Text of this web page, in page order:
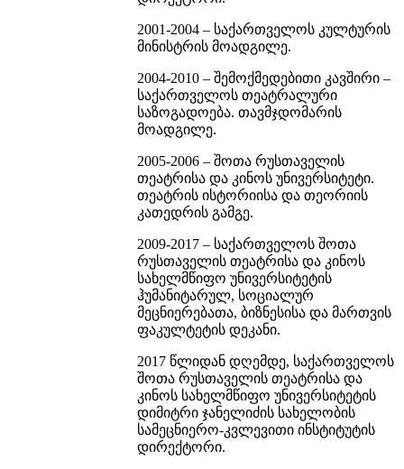
2001-2004 – საქართველოს კულტურის
მინისტრის მოადგილე.
2004-2010 – შემოქმედებითი კავშირი –
საქართველოს თეატრალური
საზოგადოება. თავმჯდომარის
მოადგილე.
2005-2006 – შოთა რუსთაველის
თეატრისა და კინოს უნივერსიტეტი.
თეატრის ისტორიისა და თეორიის
კათედრის გამგე.
2009-2017 – საქართველოს შოთა
რუსთაველის თეატრისა და კინოს
სახელმწიფო უნივერსიტეტის
ჰუმანიტარულ, სოციალურ
მეცნიერებათა, ბიზნესისა და მართვის
ფაკულტეტის დეკანი.
2017 წლიდან დღემდე, საქართველოს
შოთა რუსთაველის თეატრისა და
კინოს სახელმწიფო უნივერსიტეტის
დიმიტრი ჯანელიძის სახელობის
სამეცნიერო-კვლევითი ინსტიტუტის
დირექტორი.